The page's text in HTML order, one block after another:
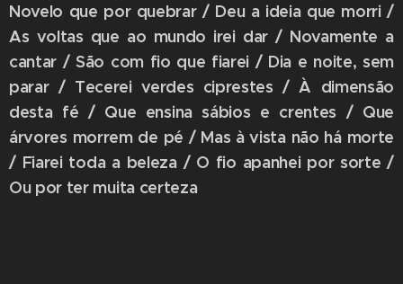
Novelo que por quebrar / Deu a ideia que morri /
As voltas que ao mundo irei dar / Novamente a
cantar / São com fio que fiarei / Dia e noite, sem
parar / Tecerei verdes ciprestes / À dimensão
desta fé / Que ensina sábios e crentes / Que
árvores morrem de pé / Mas à vista não há morte
/ Fiarei toda a beleza / O fio apanhei por sorte /
Ou por ter muita certeza